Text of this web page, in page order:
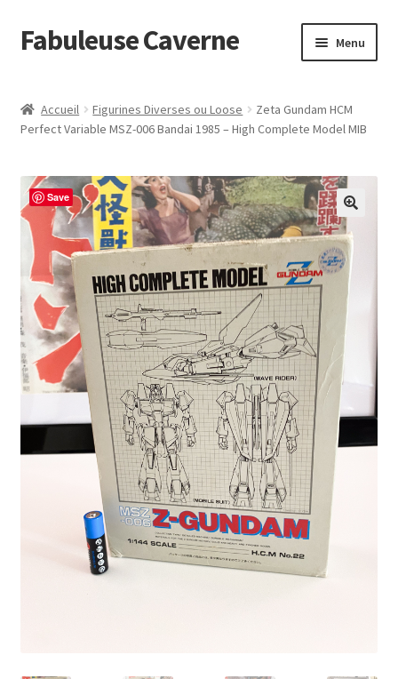
Aller
à
navigation
Aller
au
Fabuleuse Caverne Menu
En boutique
Ouvrir
menu
enfant
Superflat Museum Murakami
En réapprovisionnement
Accueil Figurines Diverses ou Loose
Zeta Gundam HCM
Perfect Variable MSZ-006 Bandai 1985 – High Complete Model MIB
Save